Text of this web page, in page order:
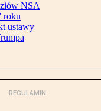
NSA
roku
ustawy
REGULAMIN